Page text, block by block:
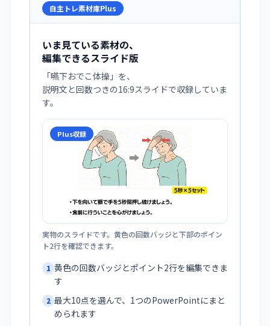
自主トレ素材庫Plus
いま見ている素材の、
編集できるスライド版
「嚥下おでこ体操 」を、
説明文と回数つきの16:9スライドで収録していま
す。
Plus収録
実物のスライドです。黄色の回数バッジと下部のポイン
ト2行を確認できます。
1 黄色の回数バッジとポイント2行を編集できま
す
2 最大10点を選んで、1つのPowerPointにまと
められます